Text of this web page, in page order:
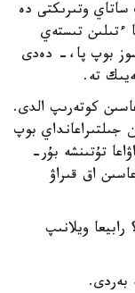
وتىرىكتى دە
ءتىلىن تىستەي
بوپ پا،- دەدى
تە.
كوتەرىپ الدى.
جىلتىراعانداي بوپ
تۇتىنشە بۇر-
اق قىراۋ
ويلانىپ
بەردى.